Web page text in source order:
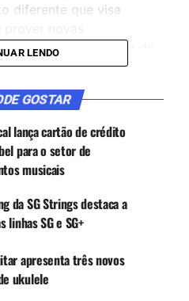
diferente que visa
o gestor de marketing do
Ribeiro.
do Música & Mercado no
News.
WhatsApp
News
LENDO
GOSTAR
lança cartão de crédito
para o setor de
musicais
da SG Strings destaca a
linhas SG e SG+
apresenta três novos
ukulele